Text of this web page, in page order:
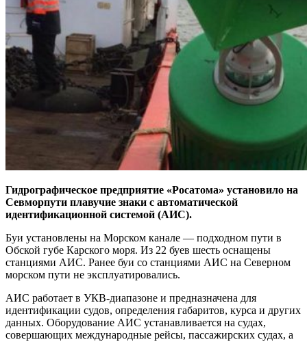
Гидрографическое предприятие «Росатома» установило на
Севморпути плавучие знаки с автоматической
идентификационной системой (АИС).
Буи установлены на Морском канале — ​подходном пути в
Обской губе Карского моря. Из 22 буев шесть оснащены
станциями АИС. Ранее буи со станциями АИС на Северном
морском пути не эксплуатировались.
АИС работает в УКВ-диапазоне и предназначена для
идентификации судов, определения габаритов, курса и других
данных. Оборудование АИС устанавливается на судах,
совершающих международные рейсы, пассажирских судах, а